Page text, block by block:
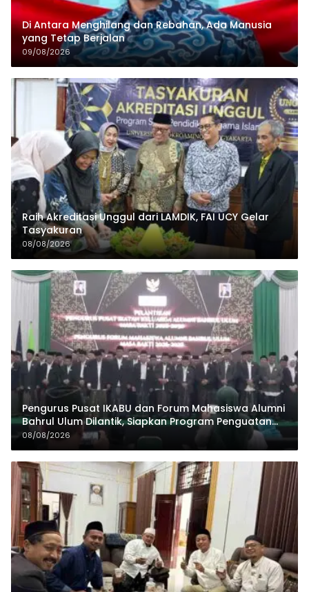
Di Antara Menghilang dan Rebahan, Ada Manusia
yang Tetap Berjalan
09/08/2026
Raih Akreditasi Unggul dari LAMDIK, FAI UCY Gelar
Tasyakuran
08/08/2026
Pengurus Pusat IKABU dan Forum Mahasiswa Alumni
Bahrul Ulum Dilantik, Siapkan Program Penguatan
Organisasi dan Ekonomi
08/08/2026